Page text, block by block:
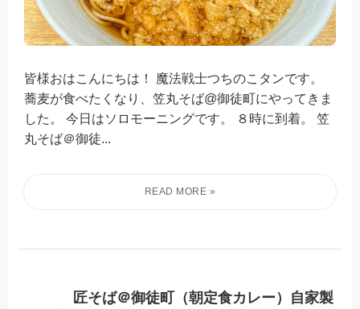
皆様おはこんにちは！ 魔法戦士つちのこタンです。
蕎麦が食べたくなり、笠丸そば@御徒町にやってきま
した。 今日はソロモーニングです。 ８時に到着。 笠
丸そば＠御徒...
匠そば＠御徒町（朝定食カレー）自家製